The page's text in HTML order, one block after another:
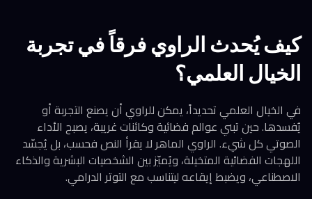
كيف يُحدث الراوي فرقاً في تجربة
الخيال العلمي؟
في الخيال العلمي تحديداً، يمكن للراوي أن يصنع التجربة أو
يُفسدها. حين تبني عوالم فضائية وكائنات غريبة، يصبح الأداء
الصوتي كل شيء. الراوي الماهر لا يقرأ النص فحسب، بل يُجسّد
اللهجات الفضائية المتخيلة، ويُميّز بين الشخصيات البشرية والذكاء
الاصطناعي، ويضبط إيقاعه ليتناسب مع التوتر الدرامي.